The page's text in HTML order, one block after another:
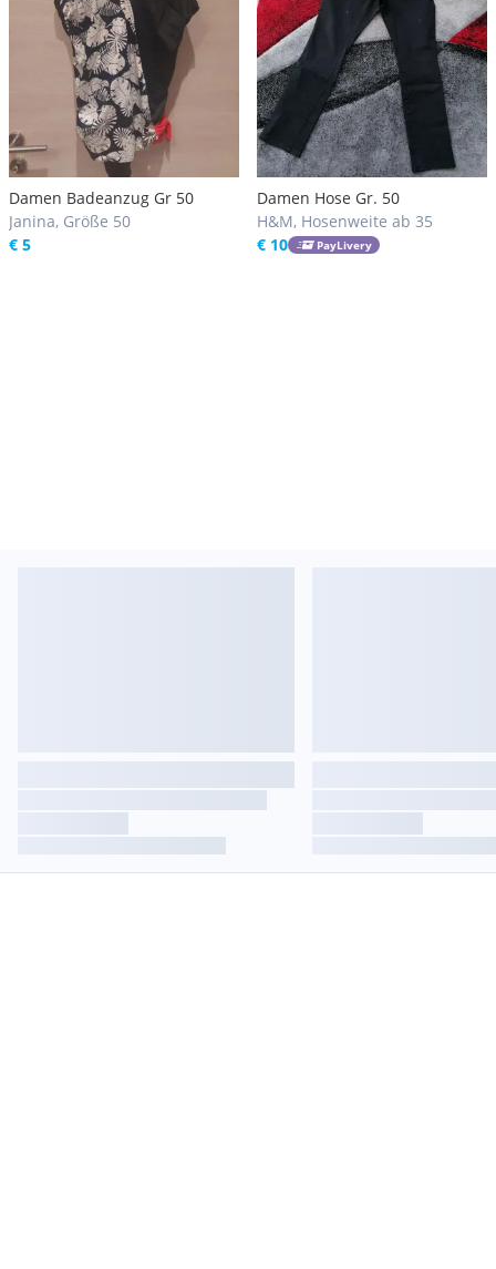
Damen Badeanzug Gr 50
Janina, Größe 50
€ 5
Damen Hose Gr. 50
H&M, Hosenweite ab 35
€ 10
PayLivery